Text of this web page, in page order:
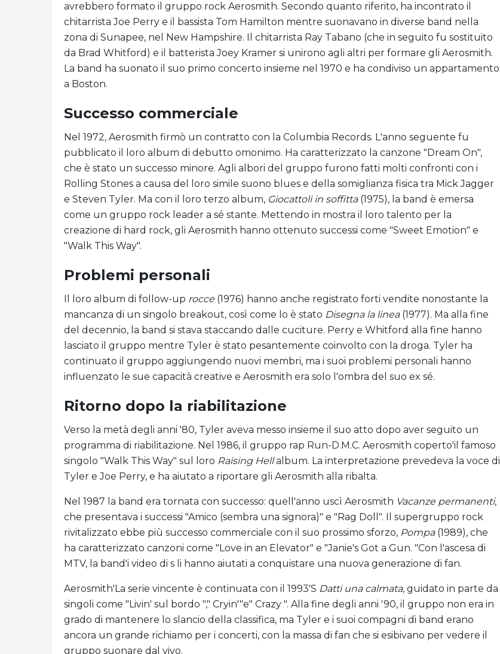
avrebbero formato il gruppo rock Aerosmith. Secondo quanto riferito, ha incontrato il
chitarrista Joe Perry e il bassista Tom Hamilton mentre suonavano in diverse band nella
zona di Sunapee, nel New Hampshire. Il chitarrista Ray Tabano (che in seguito fu sostituito
da Brad Whitford) e il batterista Joey Kramer si unirono agli altri per formare gli Aerosmith.
La band ha suonato il suo primo concerto insieme nel 1970 e ha condiviso un appartamento
a Boston.
Successo commerciale
Nel 1972, Aerosmith firmò un contratto con la Columbia Records. L'anno seguente fu
pubblicato il loro album di debutto omonimo. Ha caratterizzato la canzone "Dream On",
che è stato un successo minore. Agli albori del gruppo furono fatti molti confronti con i
Rolling Stones a causa del loro simile suono blues e della somiglianza fisica tra Mick Jagger
e Steven Tyler. Ma con il loro terzo album, Giocattoli in soffitta(1975), la band è emersa
come un gruppo rock leader a sé stante. Mettendo in mostra il loro talento per la
creazione di hard rock, gli Aerosmith hanno ottenuto successi come "Sweet Emotion" e
"Walk This Way".
Problemi personali
Il loro album di follow-up rocce(1976) hanno anche registrato forti vendite nonostante la
mancanza di un singolo breakout, così come lo è stato Disegna la linea(1977). Ma alla fine
del decennio, la band si stava staccando dalle cuciture. Perry e Whitford alla fine hanno
lasciato il gruppo mentre Tyler è stato pesantemente coinvolto con la droga. Tyler ha
continuato il gruppo aggiungendo nuovi membri, ma i suoi problemi personali hanno
influenzato le sue capacità creative e Aerosmith era solo l'ombra del suo ex sé.
Ritorno dopo la riabilitazione
Verso la metà degli anni '80, Tyler aveva messo insieme il suo atto dopo aver seguito un
programma di riabilitazione. Nel 1986, il gruppo rap Run-D.M.C. Aerosmith coperto'il famoso
singolo "Walk This Way" sul loro Raising Hellalbum. La interpretazione prevedeva la voce di
Tyler e Joe Perry, e ha aiutato a riportare gli Aerosmith alla ribalta.
Nel 1987 la band era tornata con successo: quell'anno uscì Aerosmith Vacanze permanenti,
che presentava i successi "Amico (sembra una signora)" e "Rag Doll". Il supergruppo rock
rivitalizzato ebbe più successo commerciale con il suo prossimo sforzo, Pompa(1989), che
ha caratterizzato canzoni come "Love in an Elevator" e "Janie's Got a Gun. "Con l'ascesa di
MTV, la band'i video di s li hanno aiutati a conquistare una nuova generazione di fan.
Aerosmith'La serie vincente è continuata con il 1993'S Datti una calmata, guidato in parte da
singoli come "Livin' sul bordo "," Cryin'"e" Crazy ". Alla fine degli anni '90, il gruppo non era in
grado di mantenere lo slancio della classifica, ma Tyler e i suoi compagni di band erano
ancora un grande richiamo per i concerti, con la massa di fan che si esibivano per vedere il
gruppo suonare dal vivo.